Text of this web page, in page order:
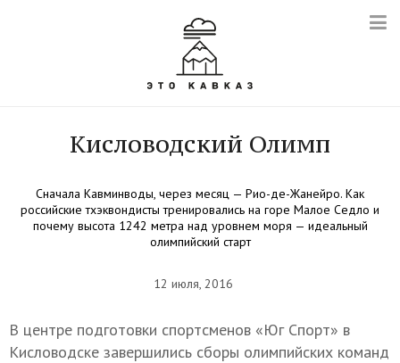
Кисловодский Олимп
Сначала Кавминводы, через месяц — Рио-де-Жанейро. Как
российские тхэквондисты тренировались на горе Малое Седло и
почему высота 1242 метра над уровнем моря — идеальный
олимпийский старт
12 июля, 2016
В центре подготовки спортсменов «Юг Спорт» в
Кисловодске завершились сборы олимпийских команд